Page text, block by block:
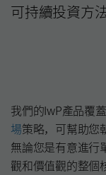
可持續投資方法
我們的IwP產品覆
場策略，可幫助您
無論您是有意進行
觀和價值觀的整個